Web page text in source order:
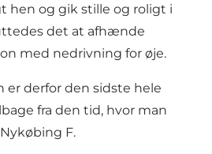
hen og gik stille og roligt i
det at afhænde
med nedrivning for øje.
er derfor den sidste hele
fra den tid, hvor man
F.